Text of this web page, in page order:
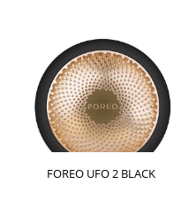
FOREO UFO 2 BLACK